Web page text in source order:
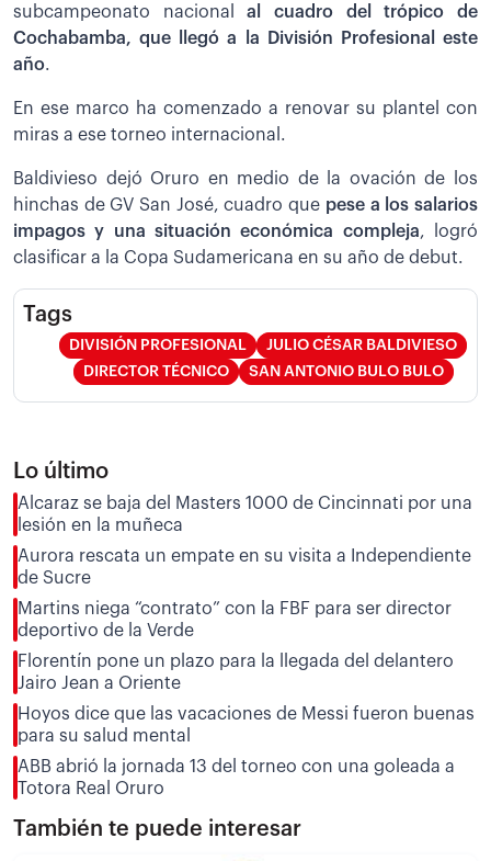
subcampeonato nacionalal cuadro del trópico de
Cochabamba, que llegó a la División Profesional este
año.
En ese marco ha comenzado a renovar su plantel con
miras a ese torneo internacional.
Baldivieso dejó Oruro en medio de la ovación de los
hinchas de GV San José, cuadro que pese a los salarios
impagos y una situación económica compleja, logró
clasificar a la Copa Sudamericana en su año de debut.
Tags
DIVISIÓN PROFESIONAL
JULIO CÉSAR BALDIVIESO
DIRECTOR TÉCNICO
SAN ANTONIO BULO BULO
Lo último
Alcaraz se baja del Masters 1000 de Cincinnati por una
lesión en la muñeca
Aurora rescata un empate en su visita a Independiente
de Sucre
Martins niega “contrato” con la FBF para ser director
deportivo de la Verde
Florentín pone un plazo para la llegada del delantero
Jairo Jean a Oriente
Hoyos dice que las vacaciones de Messi fueron buenas
para su salud mental
ABB abrió la jornada 13 del torneo con una goleada a
Totora Real Oruro
También te puede interesar